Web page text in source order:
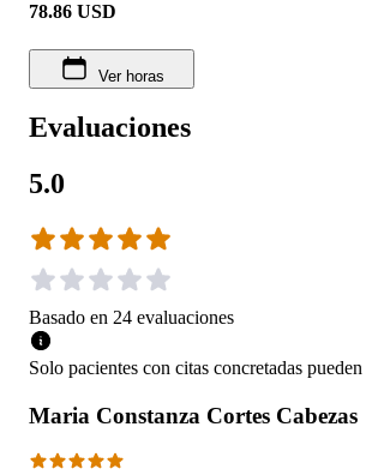
78.86 USD
Ver horas
Evaluaciones
5.0
Basado en 24 evaluaciones
Solo pacientes con citas concretadas
Maria Constanza Cortes Cabezas